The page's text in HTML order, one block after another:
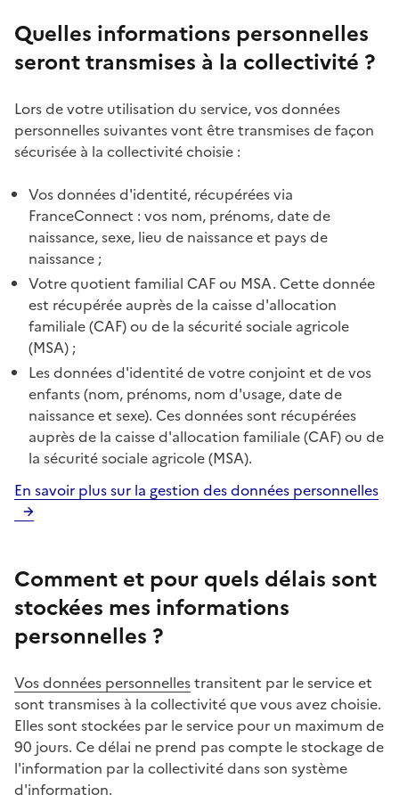
Quelles informations personnelles
seront transmises à la collectivité ?
Lors de votre utilisation du service, vos données
personnelles suivantes vont être transmises de façon
sécurisée à la collectivité choisie :
Vos données d'identité, récupérées via
FranceConnect : vos nom, prénoms, date de
naissance, sexe, lieu de naissance et pays de
naissance ;
Votre quotient familial CAF ou MSA. Cette donnée
est récupérée auprès de la caisse d'allocation
familiale (CAF) ou de la sécurité sociale agricole
(MSA) ;
Les données d'identité de votre conjoint et de vos
enfants (nom, prénoms, nom d'usage, date de
naissance et sexe). Ces données sont récupérées
auprès de la caisse d'allocation familiale (CAF) ou de
la sécurité sociale agricole (MSA).
En savoir plus sur la gestion des données personnelles
Comment et pour quels délais sont
stockées mes informations
personnelles ?
Vos données personnellestransitent par le service et
sont transmises à la collectivité que vous avez choisie.
Elles sont stockées par le service pour un maximum de
90 jours. Ce délai ne prend pas compte le stockage de
l'information par la collectivité dans son système
d'information.